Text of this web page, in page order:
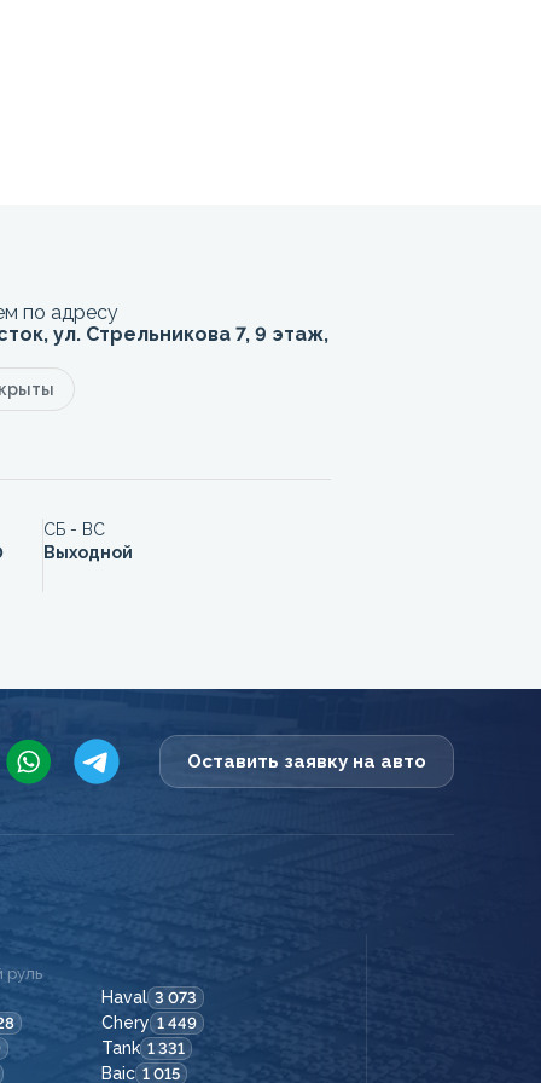
по адресу
ул. Стрельникова 7, 9 этаж,
СБ - ВС
Выходной
Оставить заявку на авто
руль
Haval 3 073
Chery 1 449
Tank 1 331
Baic 1 015